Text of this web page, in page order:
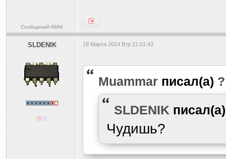
Сообщений:6884
SLDENIK 18 Марта 2014 Втр 21:01:43
Muammar писал(а) ?
SLDENIK
Чудишь?